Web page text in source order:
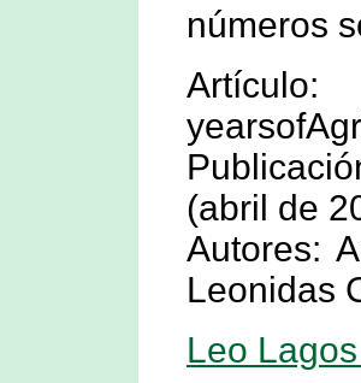
números
(abril de
Autores:
Leonidas
Leo